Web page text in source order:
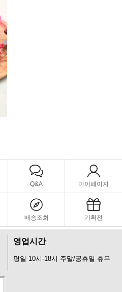
Q&A 마이페이지
배송조회 기획전
영업시간
평일 10시-18시 주말/공휴일 휴무